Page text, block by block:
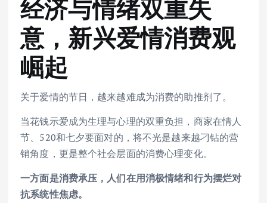
经济与情绪双重失
意，新兴爱情消费观
崛起
关于爱情的节日，越来越难成为消费的助推剂了。
当花钱示爱成为生理与心理的双重负担，商家在情人
节、520和七夕要面对的，将不光是越来越刁钻的营
销角度，更是整个社会层面的消费心理变化。
一方面是消费承压，人们在用消极情绪和行为摆烂对
抗系统性焦虑。